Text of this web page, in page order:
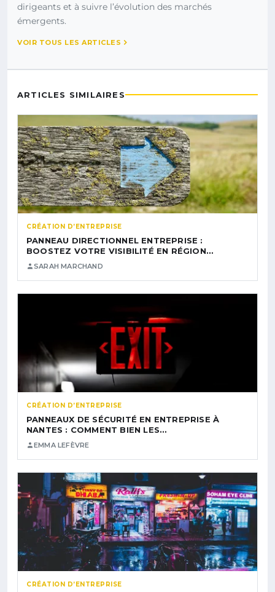
dirigeants et à suivre l’évolution des marchés
émergents.
VOIR TOUS LES ARTICLES
ARTICLES SIMILAIRES
CRÉATION D’ENTREPRISE
PANNEAU DIRECTIONNEL ENTREPRISE :
BOOSTEZ VOTRE VISIBILITÉ EN RÉGION…
SARAH MARCHAND
CRÉATION D’ENTREPRISE
PANNEAUX DE SÉCURITÉ EN ENTREPRISE À
NANTES : COMMENT BIEN LES…
EMMA LEFÈVRE
CRÉATION D’ENTREPRISE